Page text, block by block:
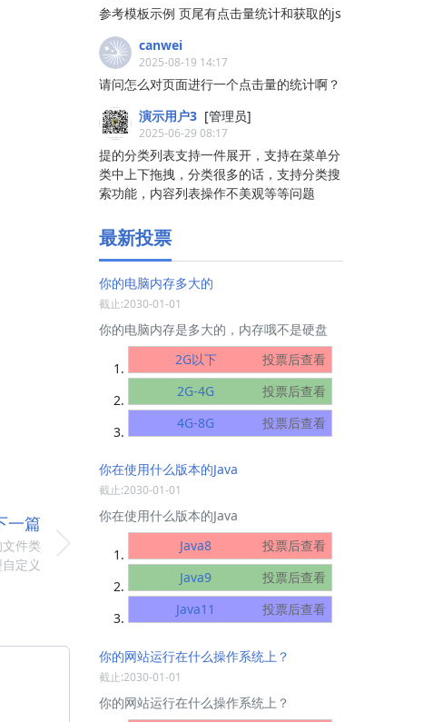
一篇
件类
定义
参考模板示例 页尾有点击量统计和获取的js
canwei
2025-08-19 14:17
请问怎么对页面进行一个点击量的统计啊？
演示用户3 [管理员]
2025-06-29 08:17
提的分类列表支持一件展开，支持在菜单分
类中上下拖拽，分类很多的话，支持分类搜
索功能，内容列表操作不美观等等问题
最新投票
你的电脑内存多大的
截止:2030-01-01
你的电脑内存是多大的，内存哦不是硬盘
2G以下
投票后查看
2G-4G
投票后查看
4G-8G
投票后查看
你在使用什么版本的Java
截止:2030-01-01
你在使用什么版本的Java
Java8
投票后查看
Java9
投票后查看
Java11
投票后查看
你的网站运行在什么操作系统上？
截止:2030-01-01
你的网站运行在什么操作系统上？